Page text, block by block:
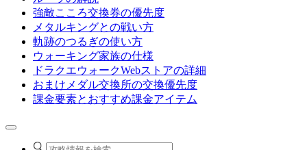
強敵こころ交換券の優先度
メタルキングとの戦い方
軌跡のつるぎの使い方
ウォーキング家族の仕様
ドラクエウォークWebストアの詳細
おまけメダル交換所の交換優先度
課金要素とおすすめ課金アイテム